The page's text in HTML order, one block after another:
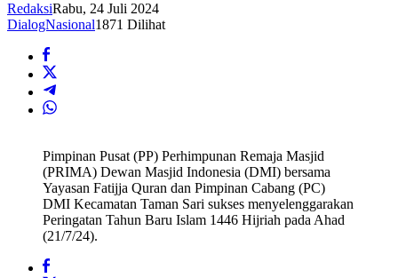
RedaksiRabu, 24 Juli 2024
DialogNasional1871 Dilihat
Pimpinan Pusat (PP) Perhimpunan Remaja Masjid
(PRIMA) Dewan Masjid Indonesia (DMI) bersama
Yayasan Fatijja Quran dan Pimpinan Cabang (PC)
DMI Kecamatan Taman Sari sukses menyelenggarakan
Peringatan Tahun Baru Islam 1446 Hijriah pada Ahad
(21/7/24).